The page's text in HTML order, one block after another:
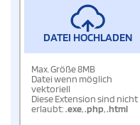
DATEI HOCHLADEN
Max. Größe 8MB
Datei wenn möglich
vektoriell
Diese Extension sind nicht
erlaubt:.exe,.php,.html